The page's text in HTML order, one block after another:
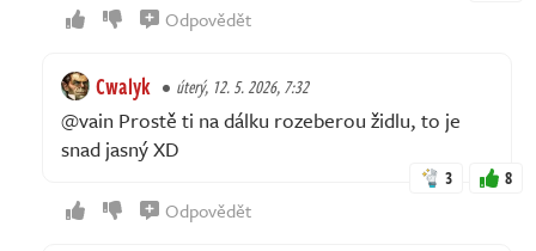
Odpovědět
Cwalyk úterý, 12. 5. 2026, 7:32
@vain Prostě ti na dálku rozeberou židlu, to je
snad jasný XD
3 8
Odpovědět